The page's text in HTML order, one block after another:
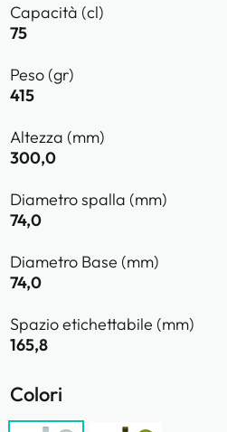
Capacità (cl)
75
Peso (gr)
415
Altezza (mm)
300,0
Diametro spalla (mm)
74,0
Diametro Base (mm)
74,0
Spazio etichettabile (mm)
165,8
Colori